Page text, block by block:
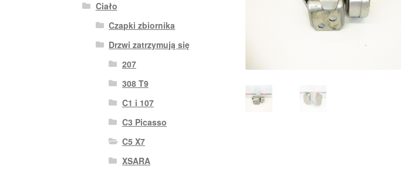
Ciało
Czapki zbiornika
Drzwi zatrzymują się
207
308 T9
C1 i 107
C3 Picasso
C5 X7
XSARA